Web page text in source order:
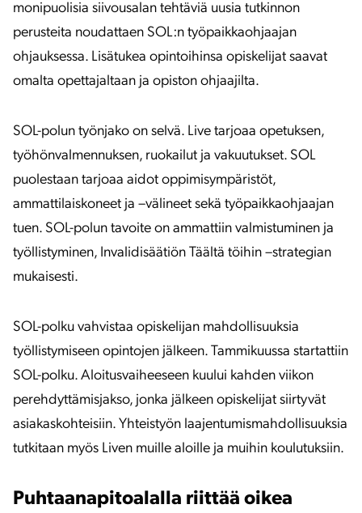
monipuolisia siivousalan tehtäviä uusia tutkinnon
perusteita noudattaen SOL:n työpaikkaohjaajan
ohjauksessa. Lisätukea opintoihinsa opiskelijat saavat
omalta opettajaltaan ja opiston ohjaajilta.
SOL-polun työnjako on selvä. Live tarjoaa opetuksen,
työhönvalmennuksen, ruokailut ja vakuutukset. SOL
puolestaan tarjoaa aidot oppimisympäristöt,
ammattilaiskoneet ja –välineet sekä työpaikkaohjaajan
tuen. SOL-polun tavoite on ammattiin valmistuminen ja
työllistyminen, Invalidisäätiön Täältä töihin –strategian
mukaisesti.
SOL-polku vahvistaa opiskelijan mahdollisuuksia
työllistymiseen opintojen jälkeen. Tammikuussa startattiin
SOL-polku. Aloitusvaiheeseen kuului kahden viikon
perehdyttämisjakso, jonka jälkeen opiskelijat siirtyvät
asiakaskohteisiin. Yhteistyön laajentumismahdollisuuksia
tutkitaan myös Liven muille aloille ja muihin koulutuksiin.
Puhtaanapitoalalla riittää oikea